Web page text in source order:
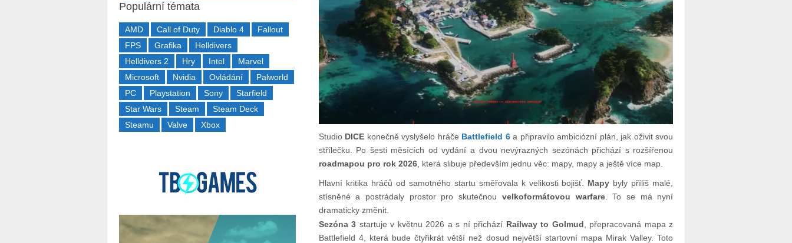
Studio DICE konečně vyslyšelo hráče Battlefield 6a připravilo ambiciózní plán, jak oživit svou
střílečku. Po šesti měsících od vydání a dvou nevýrazných sezónách přichází s rozšířenou
roadmapou pro rok 2026, která slibuje především jednu věc: mapy, mapy a ještě více map.
Hlavní kritika hráčů od samotného startu směřovala k velikosti bojišť. Mapy byly příliš malé,
stísněné a postrádaly prostor pro skutečnou velkoformátovou warfare. To se má nyní
dramaticky změnit.
Sezóna 3 startuje v květnu 2026 a s ní přichází Railway to Golmud , přepracovaná mapa z
Battlefield 4, která bude čtyřikrát větší než dosud největší startovní mapa Mirak Valley. Toto
Populární témata
AMD Call of Duty Diablo 4
Fallout
FPS
Grafika
Helldivers
Helldivers 2
Hry Intel
Marvel
Microsoft
Nvidia Ovládání
Palworld
PC
Playstation Sony
Starfield
Star Wars
Steam
Steam Deck
Steamu
Valve Xbox